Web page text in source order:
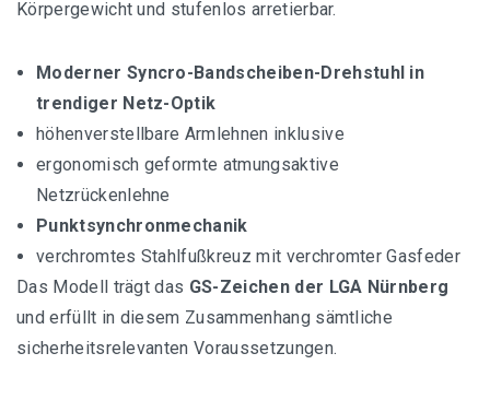
Körpergewicht und stufenlos arretierbar.
Moderner Syncro-Bandscheiben-Drehstuhl in
trendiger Netz-Optik
höhenverstellbare Armlehnen inklusive
ergonomisch geformte atmungsaktive
Netzrückenlehne
Punktsynchronmechanik
verchromtes Stahlfußkreuz mit verchromter Gasfeder
Das Modell trägt das GS-Zeichen der LGA Nürnberg
und erfüllt in diesem Zusammenhang sämtliche
sicherheitsrelevanten Voraussetzungen.